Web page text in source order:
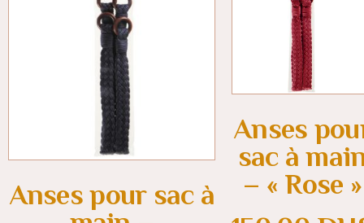
Anses pour sac à
Anses
sac à
– « Rose »